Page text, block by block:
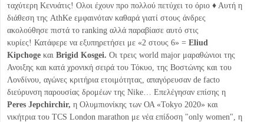
ταχύτερη Κενυάτις! Ολοι έχουν προ πολλού πετύχει το όριο ♦ Αυτή η
διάθεση της AthKe εμφαινόταν καθαρά γιατί στους άνδρες
ακολούθησε πιστά το ranking αλλά παραβίασε αυτό στις
κυρίες! Κατάφερε να εξυπηρετήσει με «2 στους 6» = Eliud
Kipchoge και Brigid Kosgei. Οι τρεις world major μαραθώνιοι της
Ανοιξης και κατά χρονική σειρά του Τόκυο, της Βοστώνης και του
Λονδίνου, αγώνες κριτήρια ετοιμότητας, απαγόρευσαν de facto
διεύρυνση παρουσίας δρομέων της Nike… Επελέγησαν επίσης η
Peres Jepchirchir, η Ολυμπιονίκης των ΟΑ «Tokyo 2020» και
νικήτρια του TCS London marathon με νέα επίδοση "only women", η